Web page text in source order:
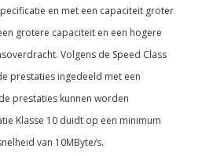
en met een capaciteit groter
grotere capaciteit en een hogere
Volgens de Speed Class
prestaties ingedeeld met een
prestaties kunnen worden
Klasse 10 duidt op een minimum
van 10MByte/s.